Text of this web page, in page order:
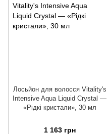
Лосьйон для волосся Vitality's
Intensive Aqua Liquid Crystal —
«Рідкі кристали», 30 мл
1 163 грн